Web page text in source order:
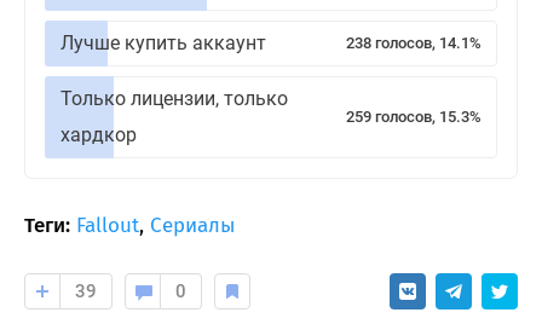
Лучше купить аккаунт 238 голосов, 14.1%
Только лицензии, только
хардкор
259 голосов, 15.3%
Теги: Fallout, Сериалы
39 0